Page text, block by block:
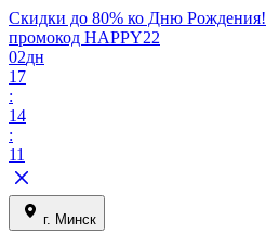
Скидки до 80% ко Дню Рождения!
промокод HAPPY22
02дн
17
:
14
:
11
г. Минск